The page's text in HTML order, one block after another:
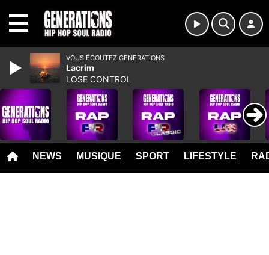
NEWS MUSIQUE SPORT LIFESTYLE
VOUS ÉCOUTEZ GENERATIONS
Lacrim
LOSE CONTROL